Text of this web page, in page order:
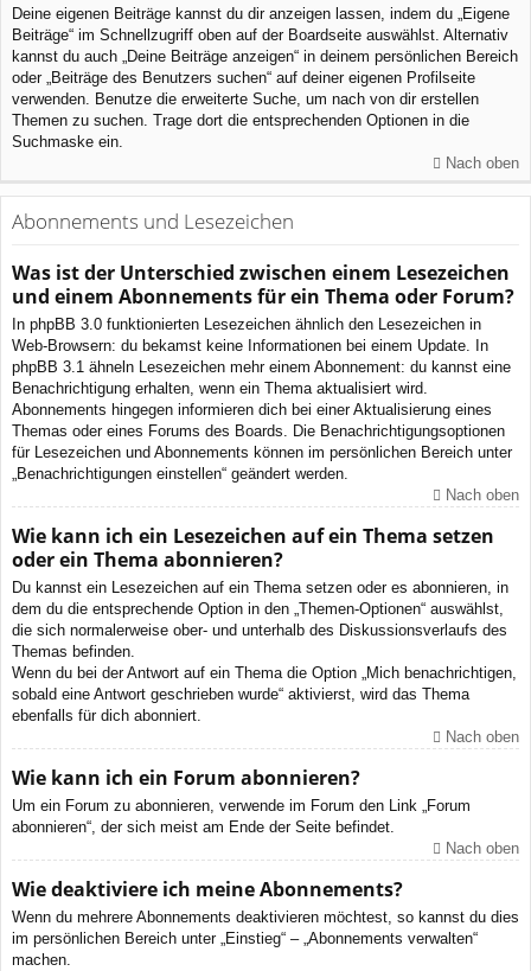
Deine eigenen Beiträge kannst du dir anzeigen lassen, indem du „Eigene
Beiträge“ im Schnellzugriff oben auf der Boardseite auswählst. Alternativ
kannst du auch „Deine Beiträge anzeigen“ in deinem persönlichen Bereich
oder „Beiträge des Benutzers suchen“ auf deiner eigenen Profilseite
verwenden. Benutze die erweiterte Suche, um nach von dir erstellen
Themen zu suchen. Trage dort die entsprechenden Optionen in die
Suchmaske ein.
Nach oben
Abonnements und Lesezeichen
Was ist der Unterschied zwischen einem Lesezeichen
und einem Abonnements für ein Thema oder Forum?
In phpBB 3.0 funktionierten Lesezeichen ähnlich den Lesezeichen in
Web-Browsern: du bekamst keine Informationen bei einem Update. In
phpBB 3.1 ähneln Lesezeichen mehr einem Abonnement: du kannst eine
Benachrichtigung erhalten, wenn ein Thema aktualisiert wird.
Abonnements hingegen informieren dich bei einer Aktualisierung eines
Themas oder eines Forums des Boards. Die Benachrichtigungsoptionen
für Lesezeichen und Abonnements können im persönlichen Bereich unter
„Benachrichtigungen einstellen“ geändert werden.
Nach oben
Wie kann ich ein Lesezeichen auf ein Thema setzen
oder ein Thema abonnieren?
Du kannst ein Lesezeichen auf ein Thema setzen oder es abonnieren, in
dem du die entsprechende Option in den „Themen-Optionen“ auswählst,
die sich normalerweise ober- und unterhalb des Diskussionsverlaufs des
Themas befinden.
Wenn du bei der Antwort auf ein Thema die Option „Mich benachrichtigen,
sobald eine Antwort geschrieben wurde“ aktivierst, wird das Thema
ebenfalls für dich abonniert.
Nach oben
Wie kann ich ein Forum abonnieren?
Um ein Forum zu abonnieren, verwende im Forum den Link „Forum
abonnieren“, der sich meist am Ende der Seite befindet.
Nach oben
Wie deaktiviere ich meine Abonnements?
Wenn du mehrere Abonnements deaktivieren möchtest, so kannst du dies
im persönlichen Bereich unter „Einstieg“ – „Abonnements verwalten“
machen.